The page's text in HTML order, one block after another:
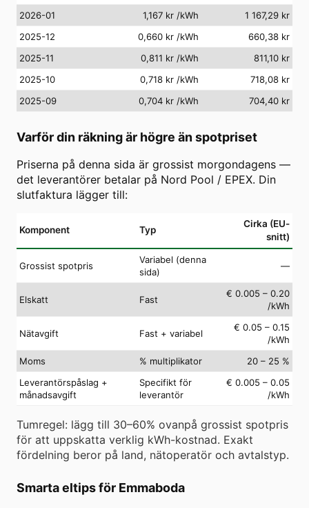
2026-01
1,167 kr /kWh
1 167,29 kr
2025-12
0,660 kr /kWh
660,38 kr
2025-11
0,811 kr /kWh
811,10 kr
2025-10
0,718 kr /kWh
718,08 kr
2025-09
0,704 kr /kWh 704,40 kr
Varför din räkning är högre än spotpriset
Priserna på denna sida är grossist morgondagens —
det leverantörer betalar på Nord Pool / EPEX. Din
slutfaktura lägger till:
Komponent Typ
Cirka (EU-
snitt)
Grossist spotpris
Variabel (denna
sida)
—
Elskatt Fast
€ 0.005 – 0.20
/kWh
Nätavgift Fast + variabel
€ 0.05 – 0.15
/kWh
Moms
% multiplikator
20 – 25 %
Leverantörspåslag +
månadsavgift
Specifikt för
leverantör
€ 0.005 – 0.05
/kWh
Tumregel: lägg till 30–60% ovanpå grossist spotpris
för att uppskatta verklig kWh-kostnad. Exakt
fördelning beror på land, nätoperatör och avtalstyp.
Smarta eltips för Emmaboda